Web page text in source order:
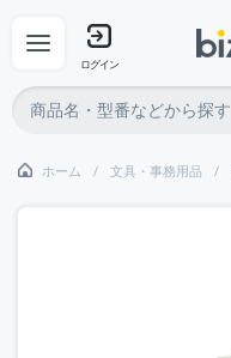
ログイン
ホーム 文具・事務用品